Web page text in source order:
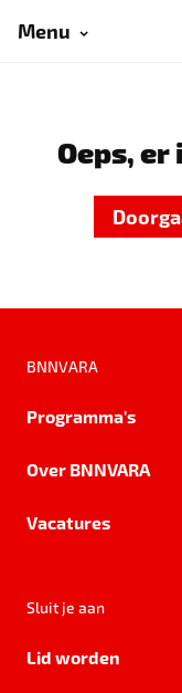
Menu
Oeps, er
BNNVARA
Programma's
Over BNNVARA
Vacatures
Sluit je aan
Lid worden